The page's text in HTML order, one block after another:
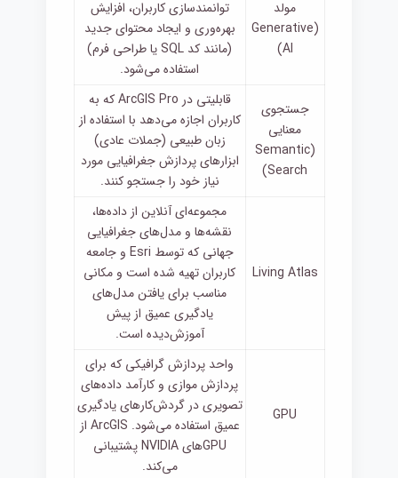
مولد
(Generative
AI)
توانمندسازی کاربران، افزایش
بهره‌وری و ایجاد محتوای جدید
(مانند کد SQL یا طراحی فرم)
استفاده می‌شود.
جستجوی
معنایی
(Semantic
Search)
قابلیتی در ArcGIS Pro که به
کاربران اجازه می‌دهد با استفاده از
زبان طبیعی (جملات عادی)
ابزارهای پردازش جغرافیایی مورد
نیاز خود را جستجو کنند.
Living Atlas
مجموعه‌ای آنلاین از داده‌ها،
نقشه‌ها و مدل‌های جغرافیایی
جهانی که توسط Esri و جامعه
کاربران تهیه شده است و مکانی
مناسب برای یافتن مدل‌های
یادگیری عمیق از پیش
آموزش‌دیده است.
GPU
واحد پردازش گرافیکی که برای
پردازش موازی و کارآمد داده‌های
تصویری در گردش‌کارهای یادگیری
عمیق استفاده می‌شود. ArcGIS از
GPUهای NVIDIA پشتیبانی
می‌کند.